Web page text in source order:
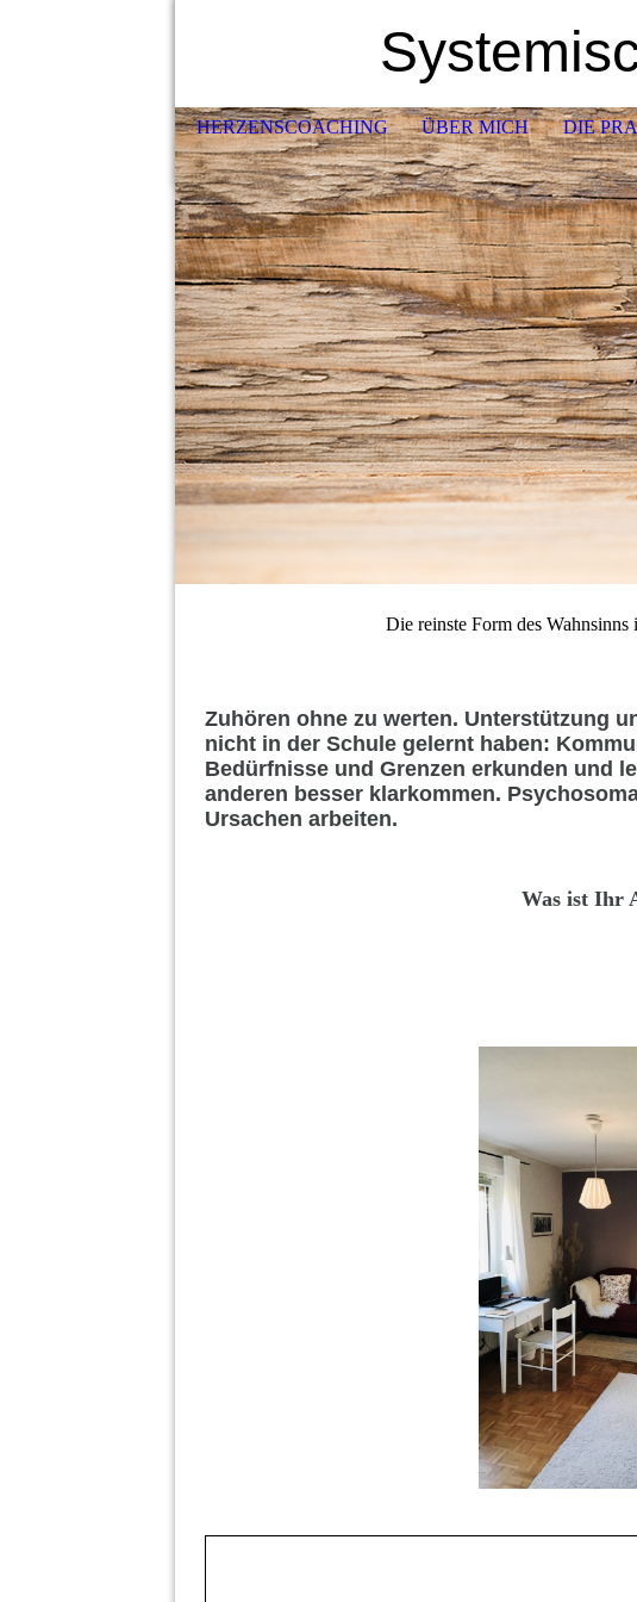
HERZENSCOACHING ÜBER MICH DIE
Die reinste Form des
Zuhören ohne zu werten. Unterstützung
nicht in der Schule gelernt haben:
Bedürfnisse und Grenzen erkunden und
anderen besser klarkommen.
Ursachen arbeiten.
Was ist Ihr